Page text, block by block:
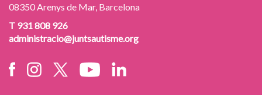
08350 Arenys de Mar, Barcelona
T 931 808 926
administracio@juntsautisme.org